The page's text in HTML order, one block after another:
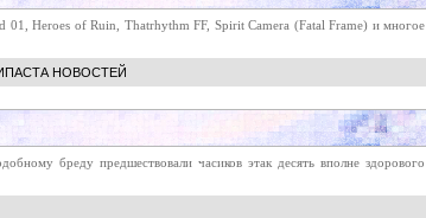
01, Heroes of Ruin, Thatrhythm FF, Spirit Camera (Fatal Frame) и многое
НОВОСТЕЙ
бреду предшествовали часиков этак десять вполне здорового